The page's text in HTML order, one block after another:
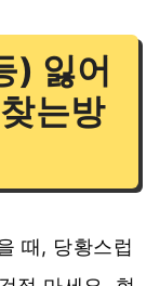
) 잃어
는방
때, 당황스럽